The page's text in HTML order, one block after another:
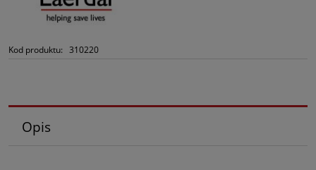
Kod produktu: 310220
Opis